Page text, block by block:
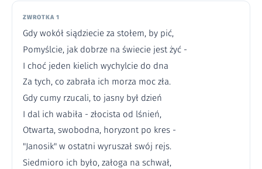
ZWROTKA 1
Gdy wokół siądziecie za stołem, by pić,
Pomyślcie, jak dobrze na świecie jest żyć -
I choć jeden kielich wychylcie do dna
Za tych, co zabrała ich morza moc zła.
Gdy cumy rzucali, to jasny był dzień
I dal ich wabiła - złocista od lśnień,
Otwarta, swobodna, horyzont po kres -
"Janosik" w ostatni wyruszał swój rejs.
Siedmioro ich było, załoga na schwał,